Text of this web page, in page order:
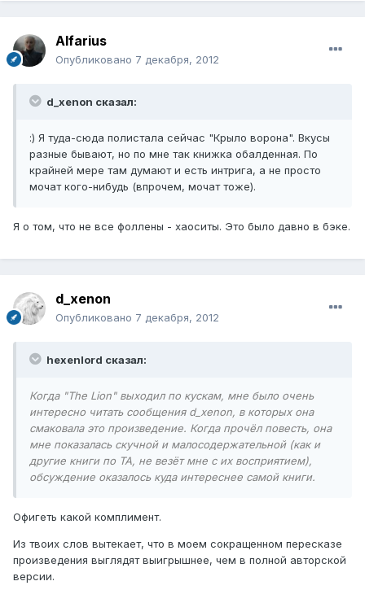
Alfаrius
Опубликовано 7 декабря, 2012
d_xenon сказал:
:) Я туда-сюда полистала сейчас "Крыло ворона". Вкусы
разные бывают, но по мне так книжка обалденная. По
крайней мере там думают и есть интрига, а не просто
мочат кого-нибудь (впрочем, мочат тоже).
Я о том, что не все фоллены - хаоситы. Это было давно в бэке.
d_xenon
Опубликовано 7 декабря, 2012
hexenlord сказал:
Когда "The Lion" выходил по кускам, мне было очень
интересно читать сообщения d_xenon, в которых она
смаковала это произведение. Когда прочёл повесть, она
мне показалась скучной и малосодержательной (как и
другие книги по ТА, не везёт мне с их восприятием),
обсуждение оказалось куда интереснее самой книги.
Офигеть какой комплимент.
Из твоих слов вытекает, что в моем сокращенном пересказе
произведения выглядят выигрышнее, чем в полной авторской
версии.